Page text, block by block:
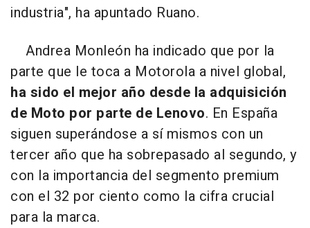
industria", ha apuntado Ruano.
Andrea Monleón ha indicado que por la
parte que le toca a Motorola a nivel global,
ha sido el mejor año desde la adquisición
de Moto por parte de Lenovo. En España
siguen superándose a sí mismos con un
tercer año que ha sobrepasado al segundo, y
con la importancia del segmento premium
con el 32 por ciento como la cifra crucial
para la marca.